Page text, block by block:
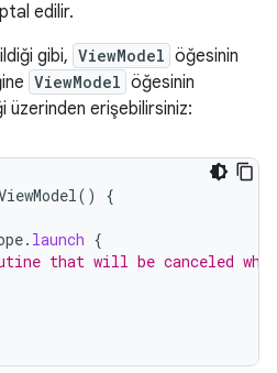
edilir.
gibi, ViewModel öğesinin
ViewModel öğesinin
üzerinden erişebilirsiniz:
()
{
. launch {
that will be canceled